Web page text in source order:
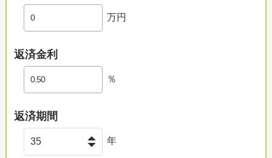
万円
返済金利
％
返済期間
年